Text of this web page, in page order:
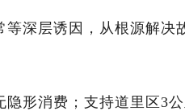
深层诱因，从根源解决
形消费；支持道里区3